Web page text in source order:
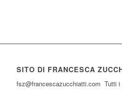
SITO DI FRANCESCA
fsz@francescazucchiatti.com Tutti i